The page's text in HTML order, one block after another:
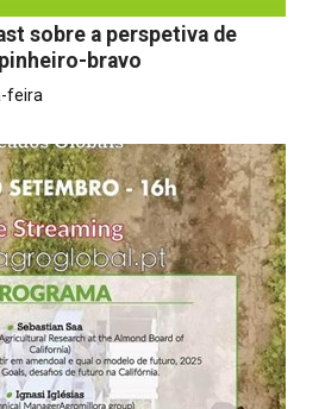
sobre a perspetiva de
bravo
feira